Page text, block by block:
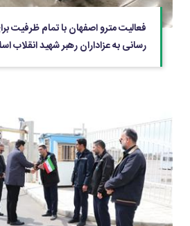
فعالیت مترو اصفهان با تمام ظرفیت
رسانی به عزاداران رهبر شهید انقلاب
حضرت آیت الله العظمی امام سید علی